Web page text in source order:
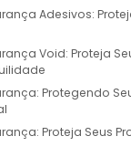
Adesivos:
Void: Proteja
Protegendo
Proteja Seus